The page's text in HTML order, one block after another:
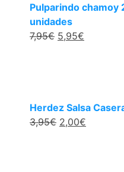
Pulparindo chamoy
unidades
7,95€ 5,95€
Herdez Salsa
3,95€ 2,00€